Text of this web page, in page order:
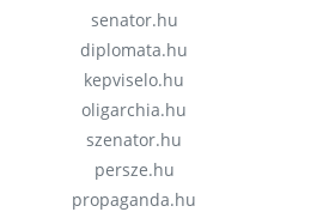
senator.hu
diplomata.hu
kepviselo.hu
oligarchia.hu
szenator.hu
persze.hu
propaganda.hu